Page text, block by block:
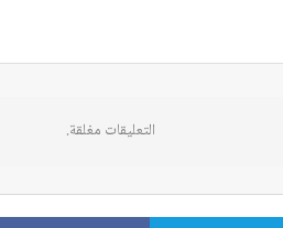
التعليقات مغلقة.